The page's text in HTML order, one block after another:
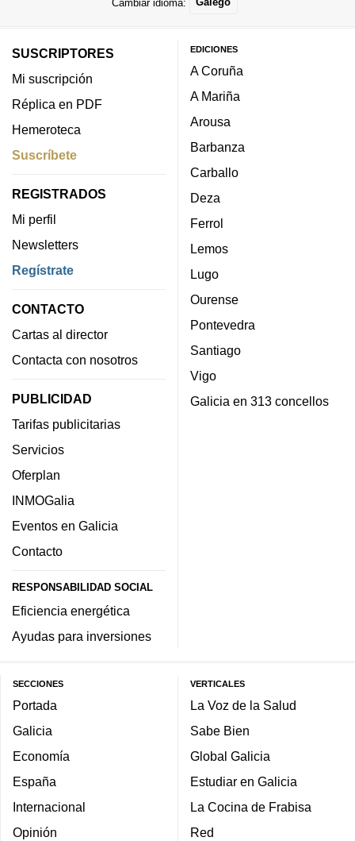
SUSCRIPTORES
Mi suscripción
Réplica en PDF
Hemeroteca
Suscríbete
REGISTRADOS
Mi perfil
Newsletters
Regístrate
CONTACTO
Cartas al director
Contacta con nosotros
PUBLICIDAD
Tarifas publicitarias
Servicios
Oferplan
INMOGalia
Eventos en Galicia
Contacto
RESPONSABILIDAD SOCIAL
Eficiencia energética
Ayudas para inversiones
EDICIONES
A Coruña
A Mariña
Arousa
Barbanza
Carballo
Deza
Ferrol
Lemos
Lugo
Ourense
Pontevedra
Santiago
Vigo
Galicia en 313 concellos
SECCIONES
Portada
Galicia
Economía
España
Internacional
Opinión
VERTICALES
La Voz de la Salud
Sabe Bien
Global Galicia
Estudiar en Galicia
La Cocina de Frabisa
Red